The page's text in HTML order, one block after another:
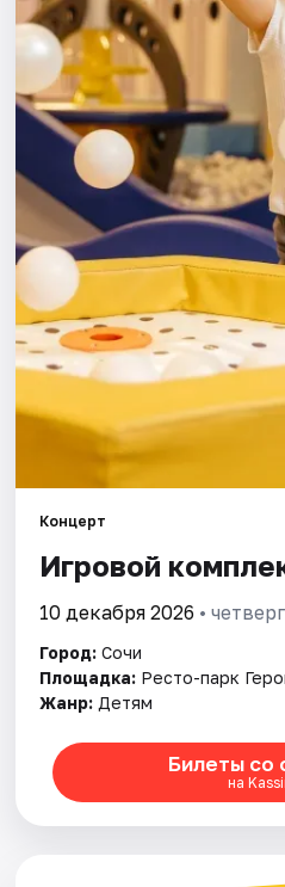
События
Города
Площадки
Артисты
Рейтинги
Концерт
Игровой
10 декабря 2026 •
Город: Сочи
Площадка: Ресто-парк
Жанр: Детям
Билеты со
на